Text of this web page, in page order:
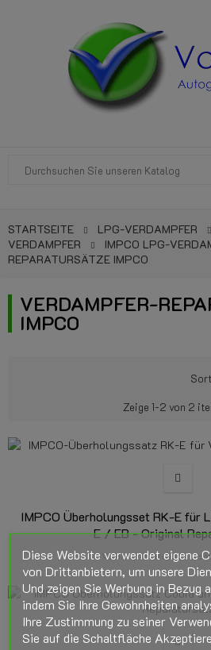
STARTSEITE LPG-VERDAMPFER
VERDAMPFER
IMPCO LPG-
REPARATURSÄTZE IMPCO
VERDAMPFER-
IMPCO
Zeige 1-2 von 2
IMPCO Überholungsset RK-E für
E / EB - Original
Verdampfer-
Diese Website verwendet eigene
von Drittanbietern, um unsere
Und zeigen Sie Werbung in Bezug
indem Sie Ihre Gewohnheiten
Ihre Zustimmung zu seiner
Sie auf die Schaltfläche